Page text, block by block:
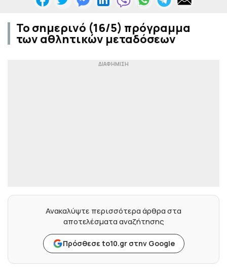
Το σημερινό (16/5) πρόγραμμα
των αθλητικών μεταδόσεων
Ανακαλύψτε περισσότερα άρθρα στα
αποτελέσματα αναζήτησης
Πρόσθεσε to10.gr στην Google